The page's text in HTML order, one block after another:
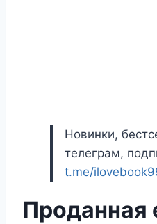
Новинки,
телеграм,
t.me/
Проданная